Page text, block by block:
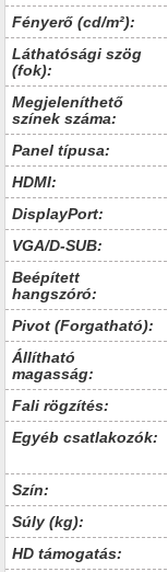
Fényerő (cd/m²):
Láthatósági szög
(fok):
Megjeleníthető
színek száma:
Panel típusa:
HDMI:
DisplayPort:
VGA/D-SUB:
Beépített
hangszóró:
Pivot (Forgatható):
Állítható
magasság:
Fali rögzítés:
Egyéb csatlakozók:
Szín:
Súly (kg):
HD támogatás: